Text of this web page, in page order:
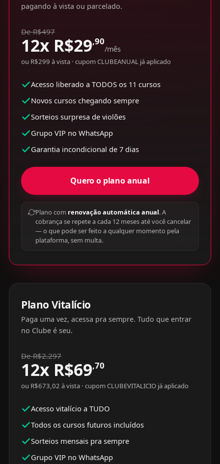
pagando à vista ou parcelado.
De R$497
12x R$29,90
/mês
ou R$299 à vista · cupom CLUBEANUAL já aplicado
Acesso liberado a TODOS os 11 cursos
Novos cursos chegando sempre
Sorteios surpresa de violões
Grupo VIP no WhatsApp
Garantia incondicional de 7 dias
Quero o plano anual
Plano com renovação automática anual. A
cobrança se repete a cada 12 meses até você cancelar
— o que pode ser feito a qualquer momento pela
plataforma, sem multa.
Plano Vitalício
Paga uma vez, acessa pra sempre. Tudo que entrar
no Clube é seu.
De R$2.297
12x R$69,70
ou R$673,02 à vista · cupom CLUBEVITALICIO já aplicado
Acesso vitalício a TUDO
Todos os cursos futuros incluídos
Sorteios mensais pra sempre
Grupo VIP no WhatsApp